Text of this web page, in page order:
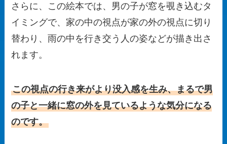
さらに、この絵本では、男の子が窓を覗き込むタ
イミングで、家の中の視点が家の外の視点に切り
替わり、雨の中を行き交う人の姿などが描き出さ
れます。
この視点の行き来がより没入感を生み、まるで男
の子と一緒に窓の外を見ているような気分になる
のです。